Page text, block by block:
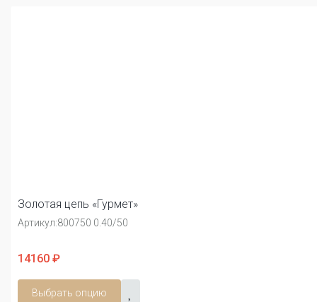
Золотая цепь «Гурмет»
Артикул:800750 0.40/50
14160 ₽
Выбрать опцию